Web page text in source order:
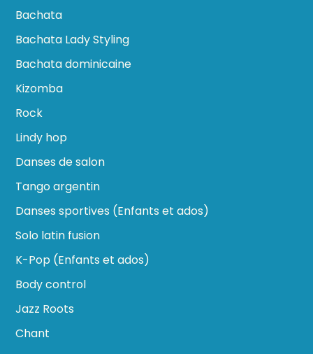
Bachata
Bachata Lady Styling
Bachata dominicaine
Kizomba
Rock
Lindy hop
Danses de salon
Tango argentin
Danses sportives (Enfants et ados)
Solo latin fusion
K-Pop (Enfants et ados)
Body control
Jazz Roots
Chant